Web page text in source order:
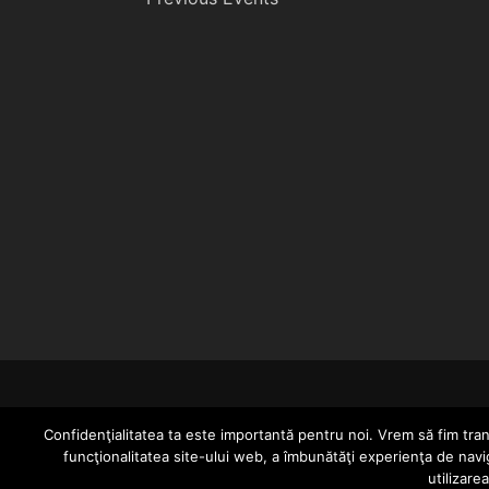
Confidenţialitatea ta este importantă pentru noi. Vrem să fim
funcţionalitatea site-ului web, a îmbunătăţi experienţa de